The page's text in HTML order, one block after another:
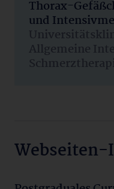
Thorax-
und
Allgemeine